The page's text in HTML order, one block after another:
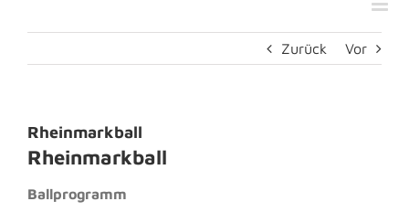
Zurück Vor
Rheinmarkball
Rheinmarkball
Ballprogramm